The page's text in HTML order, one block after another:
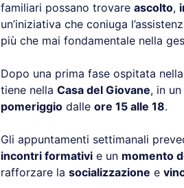
familiari possano trovare ascolto,
un’iniziativa che coniuga
più che mai fondamentale nella
Dopo una prima fase ospitata
tiene nella Casa del Giovane, in un
pomeriggio dalle ore 15 alle 18.
Gli appuntamenti settimanali
incontri formativi e un momento
rafforzare la socializzazione e